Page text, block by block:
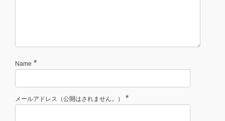
Name *
メールアドレス（公開はされません。） *